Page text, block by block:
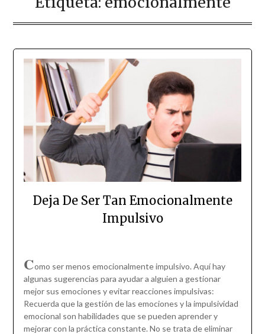
Deja De Ser Tan Emocionalmente
Impulsivo
Como ser menos emocionalmente impulsivo. Aquí hay
algunas sugerencias para ayudar a alguien a gestionar
mejor sus emociones y evitar reacciones impulsivas:
Recuerda que la gestión de las emociones y la impulsividad
emocional son habilidades que se pueden aprender y
mejorar con la práctica constante. No se trata de eliminar